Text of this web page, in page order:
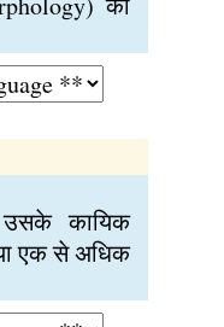
कायिक
एक से अधिक